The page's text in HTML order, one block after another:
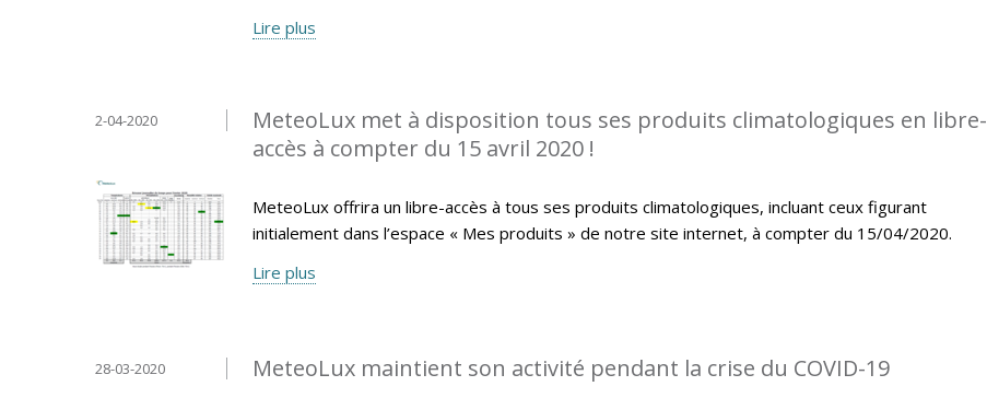
Lire plus
MeteoLux met à disposition tous ses produits climatologiques en libre-
accès à compter du 15 avril 2020 !
2-04-2020
MeteoLux offrira un libre-accès à tous ses produits climatologiques, incluant ceux figurant
initialement dans l’espace « Mes produits » de notre site internet, à compter du 15/04/2020.
Lire plus
MeteoLux maintient son activité pendant la crise du COVID-19
28-03-2020